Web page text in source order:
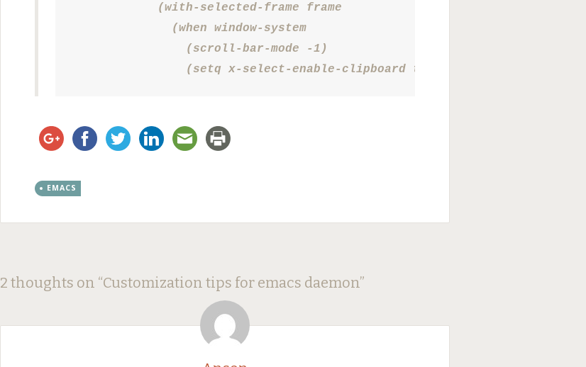
            (with-selected-frame frame
              (when window-system
                (scroll-bar-mode -1)
                (setq x-select-enable-clipboard t)))))
EMACS
Post
navigation
←
→
2 thoughts on “Customization tips for emacs daemon”